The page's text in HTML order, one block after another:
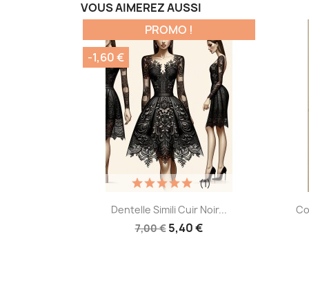
VOUS AIMEREZ AUSSI
Aperçu rapide
Dentelle Simili Cuir Noir...
7,00 € 5,40 €
(1)
PROMO !
-1,60 €